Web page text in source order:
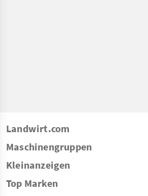
Landwirt.com
Maschinengruppen
Kleinanzeigen
Top Marken